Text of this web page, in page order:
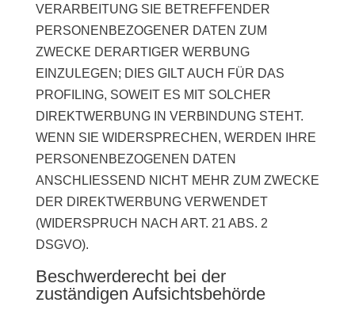
VERARBEITUNG SIE BETREFFENDER
PERSONENBEZOGENER DATEN ZUM
ZWECKE DERARTIGER WERBUNG
EINZULEGEN; DIES GILT AUCH FÜR DAS
PROFILING, SOWEIT ES MIT SOLCHER
DIREKTWERBUNG IN VERBINDUNG STEHT.
WENN SIE WIDERSPRECHEN, WERDEN IHRE
PERSONENBEZOGENEN DATEN
ANSCHLIESSEND NICHT MEHR ZUM ZWECKE
DER DIREKTWERBUNG VERWENDET
(WIDERSPRUCH NACH ART. 21 ABS. 2
DSGVO).
Beschwerde­recht bei der
zuständigen Aufsichts­behörde